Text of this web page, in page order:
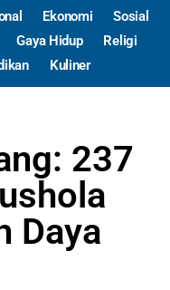
Ekonomi
Sosial
Gaya Hidup
Religi
Kuliner
237
Daya